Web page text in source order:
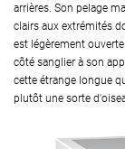
arrières. Son pelage
clairs aux extrémités
est légèrement
côté sanglier à son
cette étrange longue
plutôt une sorte